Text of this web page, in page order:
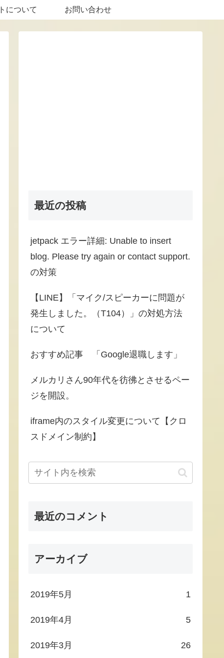
について お問い合わせ
最近の投稿
jetpack エラー詳細: Unable to insert
blog. Please try again or contact support.
の対策
【LINE】「マイク/スピーカーに問題が
発生しました。（T104）」の対処方法
について
おすすめ記事 「Google退職します」
メルカリさん90年代を彷彿とさせるペー
ジを開設。
iframe内のスタイル変更について【クロ
スドメイン制約】
最近のコメント
アーカイブ
2019年5月 1
2019年4月 5
2019年3月 26